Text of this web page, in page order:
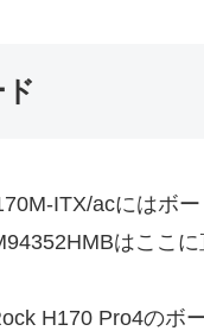
ITX/acにはボ
はここ
H170 Pro4のボ